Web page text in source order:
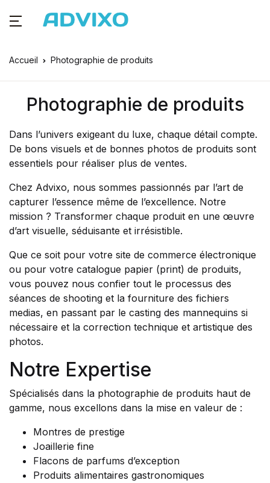
Accueil Photographie de produits
Photographie de produits
Dans l’univers exigeant du luxe, chaque détail compte.
De bons visuels et de bonnes photos de produits sont
essentiels pour réaliser plus de ventes.
Chez Advixo, nous sommes passionnés par l’art de
capturer l’essence même de l’excellence. Notre
mission ? Transformer chaque produit en une œuvre
d’art visuelle, séduisante et irrésistible.
Que ce soit pour votre site de commerce électronique
ou pour votre catalogue papier (print) de produits,
vous pouvez nous confier tout le processus des
séances de shooting et la fourniture des fichiers
medias, en passant par le casting des mannequins si
nécessaire et la correction technique et artistique des
photos.
Notre Expertise
Spécialisés dans la photographie de produits haut de
gamme, nous excellons dans la mise en valeur de :
Montres de prestige
Joaillerie fine
Flacons de parfums d’exception
Produits alimentaires gastronomiques